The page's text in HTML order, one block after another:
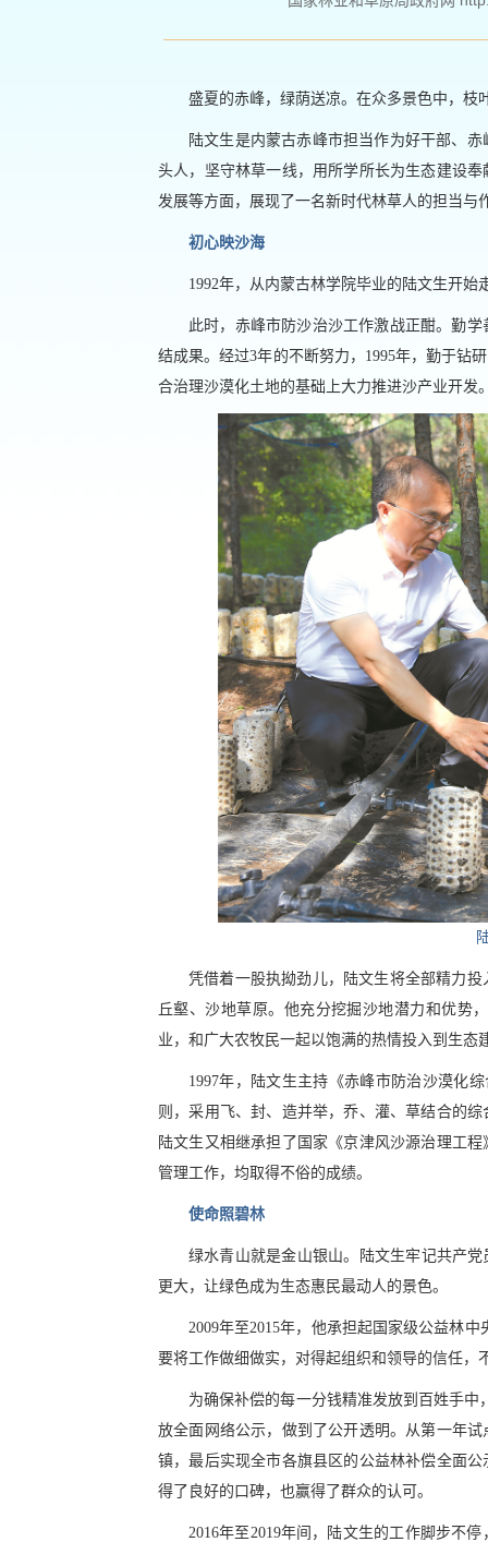
盛夏的赤峰，绿荫送凉。在众多景色中，枝
陆文生是内蒙古赤峰市担当作为好干部、
头人，坚守林草一线，用所学所长为生态建设
发展等方面，展现了一名新时代林草人的担当与
初心映沙海
1992年，从内蒙古林学院毕业的陆文生开始
此时，赤峰市防沙治沙工作激战正酣。勤
结成果。经过3年的不断努力，1995年，勤于钻
合治理沙漠化土地的基础上大力推进沙产业开发
凭借着一股执拗劲儿，陆文生将全部精力
丘壑、沙地草原。他充分挖掘沙地潜力和优势
业，和广大农牧民一起以饱满的热情投入到生
1997年，陆文生主持《赤峰市防治沙漠化
则，采用飞、封、造并举，乔、灌、草结合的
陆文生又相继承担了国家《京津风沙源治理工
管理工作，均取得不俗的成绩。
使命照碧林
绿水青山就是金山银山。陆文生牢记共产
更大，让绿色成为生态惠民最动人的景色。
2009年至2015年，他承担起国家级公益林
要将工作做细做实，对得起组织和领导的信任，
为确保补偿的每一分钱精准发放到百姓手
放全面网络公示，做到了公开透明。从第一年
镇，最后实现全市各旗县区的公益林补偿全面
得了良好的口碑，也赢得了群众的认可。
2016年至2019年间，陆文生的工作脚步不